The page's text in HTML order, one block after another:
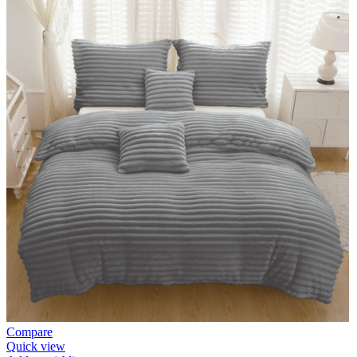
Compare
Quick view